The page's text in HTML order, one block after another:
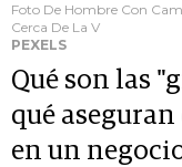
Foto De Hombre Con
Cerca De La V
PEXELS
Qué son las
qué
en un